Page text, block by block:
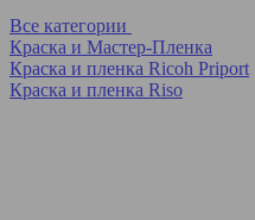
Все категории
Краска и Мастер-Пленка
Краска и пленка Ricoh Priport
Краска и пленка Riso